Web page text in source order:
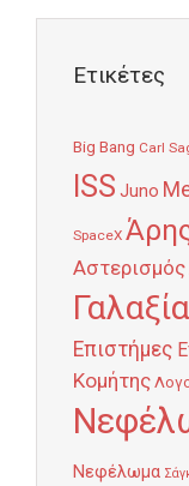
Ετικέτες
Big Bang Carl
ISS Juno
SpaceX
Αστερισμός
Επιστήμες
Κομήτης
Νεφέλωμα